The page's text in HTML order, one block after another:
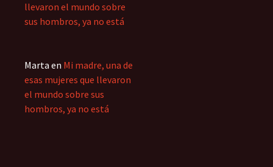
llevaron el mundo sobre
sus hombros, ya no está
Marta en Mi madre, una de
esas mujeres que llevaron
el mundo sobre sus
hombros, ya no está